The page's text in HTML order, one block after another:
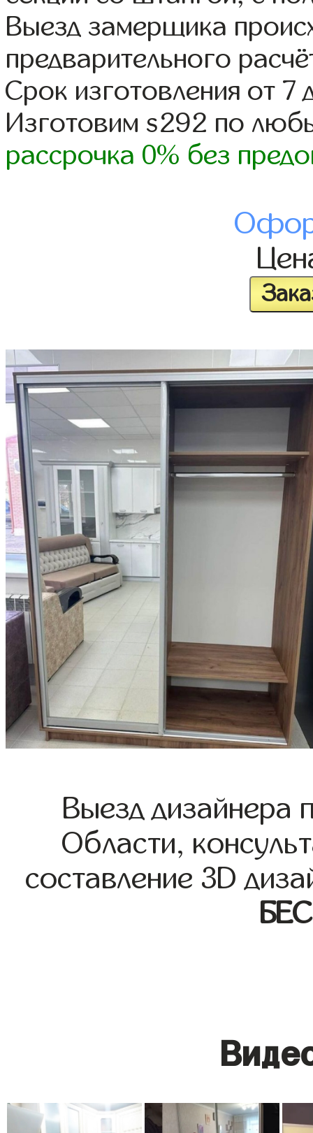
Выезд замерщика
предварительного
Срок изготовления от 7
Изготовим s292 по
рассрочка 0% без
Выезд дизайнера
Области,
составление 3D